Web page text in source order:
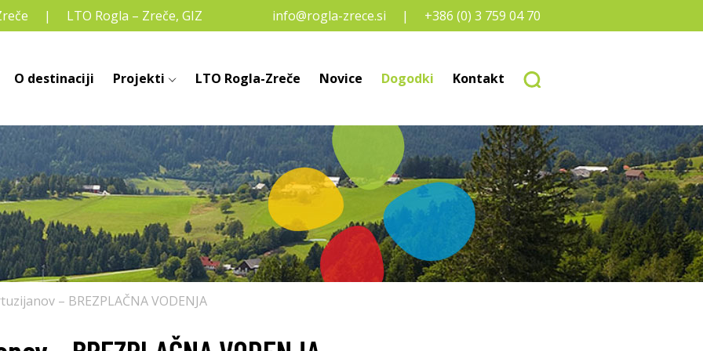
LTO Rogla – Zreče, GIZ info@rogla-zrece.si +386 (0) 3 759 04 70
O destinaciji Projekti LTO Rogla-Zreče Novice Dogodki Kontakt
– BREZPLAČNA VODENJA